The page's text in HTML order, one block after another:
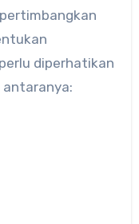
diperhatikan
antaranya: